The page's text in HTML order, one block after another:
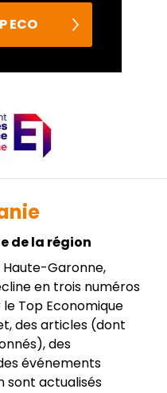
ECO
de la région
Haute-Garonne,
en trois numéros
Top Economique
des articles (dont
des
événements
sont actualisés